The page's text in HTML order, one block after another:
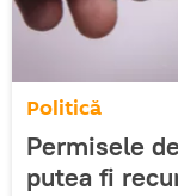
Politică
Permisele
putea fi